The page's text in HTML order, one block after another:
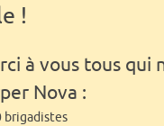
!
à vous tous qui
Nova :
brigadistes